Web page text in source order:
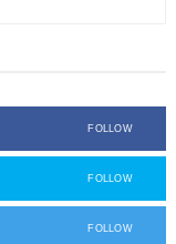
FOLLOW
FOLLOW
FOLLOW